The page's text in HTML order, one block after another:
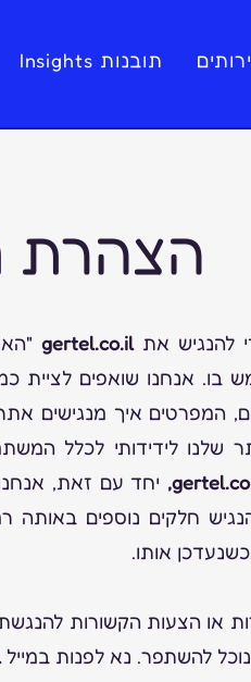
תובנות Insights
להנגיש אתgertel.co.il
בו. אנחנו שואפים
המפרטים איך מנגישים
שלנו לידידותי לכלל
יחד עם זאת,
חלקים נוספים באותה
אותו.
או הצעות הקשורות
להשתפר. נא לפנות במייל